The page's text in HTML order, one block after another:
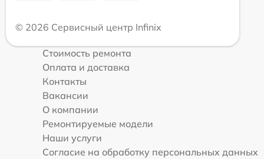
© 2026 Сервисный центр Infinix
Стоимость ремонта
Оплата и доставка
Контакты
Вакансии
О компании
Ремонтируемые модели
Наши услуги
Согласие на обработку персональных данных